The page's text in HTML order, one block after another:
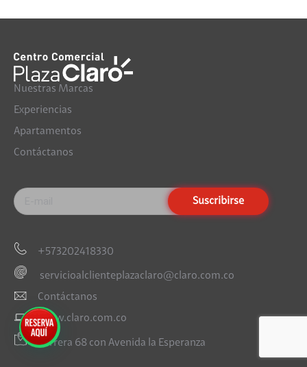
Nuestras Marcas
Experiencias
Apartamentos
Contáctanos
+573202418330
servicioalclienteplazaclaro@claro.com.co
Contáctanos
www.claro.com.co
Carrera 68 con Avenida la Esperanza